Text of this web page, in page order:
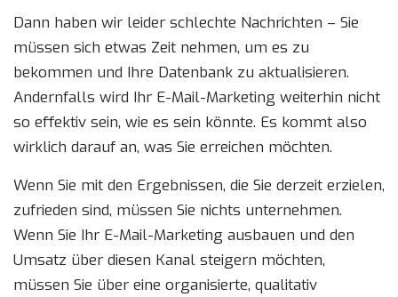
Dann haben wir leider schlechte Nachrichten – Sie
müssen sich etwas Zeit nehmen, um es zu
bekommen und Ihre Datenbank zu aktualisieren.
Andernfalls wird Ihr E-Mail-Marketing weiterhin nicht
so effektiv sein, wie es sein könnte. Es kommt also
wirklich darauf an, was Sie erreichen möchten.
Wenn Sie mit den Ergebnissen, die Sie derzeit erzielen,
zufrieden sind, müssen Sie nichts unternehmen.
Wenn Sie Ihr E-Mail-Marketing ausbauen und den
Umsatz über diesen Kanal steigern möchten,
müssen Sie über eine organisierte, qualitativ